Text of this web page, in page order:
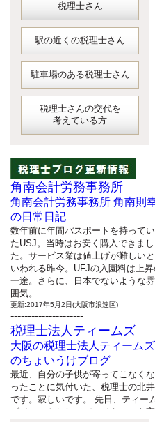
税理士さん
駅の近くの税理士さん
駐車場のある税理士さん
税理士さんの交代を
考えている方
角南会計労務事務所
角南会計労務事務所 角南則
の日常日記
数年前に年間パスポートを持ってい
たUSJ。当時はお安く購入できまし
た。サービス業は値上げが難しいと
いわれる昨今。UFJの入園料は上
一途。さらに、日本でないような雰
囲気。
更新:2017年5月2日(大阪市浪速区)
---------------------
税理士法人ティームズ
大阪の税理士法人ティームズ
のちょいうけブログ
最近、自分の子供が寄ってこなくな
ったことに気付いた、税理士の北井
です。寂しいです。 先日、ティー
ズイベントとしてバーベキューを実